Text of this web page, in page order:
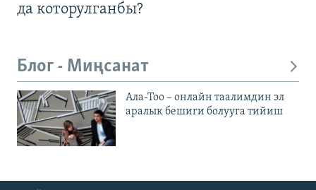
да которулганбы?
Блог - Миңсанат
Ала-Тоо – онлайн таалимдин эл
аралык бешиги болууга тийиш